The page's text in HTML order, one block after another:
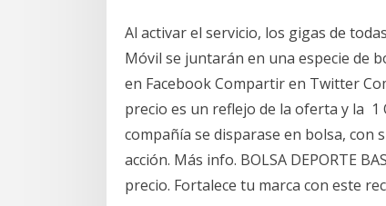
Al activar el servicio, los gigas de
Móvil se juntarán en una especie de
en Facebook Compartir en Twitter
precio es un reflejo de la oferta y la 1
compañía se disparase en bolsa, con
acción. Más info. BOLSA DEPORTE
precio. Fortalece tu marca con este